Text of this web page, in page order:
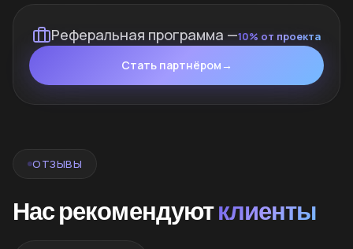
Реферальная программа —10% от проекта
Стать партнёром →
ОТЗЫВЫ
Нас рекомендуютклиенты